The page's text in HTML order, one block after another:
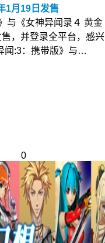
1月19日发售
与《女神异闻录４ 黄金
，并登录全平台，感兴
闻:3：携带版》与…
0